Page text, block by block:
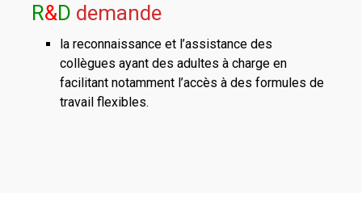
R&D demande
la reconnaissance et l’assistance des
collègues ayant des adultes à charge en
facilitant notamment l’accès à des formules de
travail flexibles.